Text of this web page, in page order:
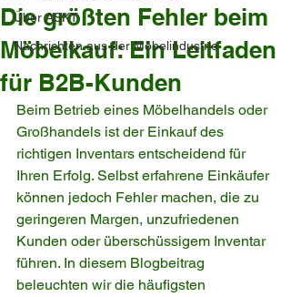
Über ASKT
Nachrichten aus der Möbelindustrie
Die größten Fehler beim
Möbelkauf: Ein Leitfaden
für B2B-Kunden
Beim Betrieb eines Möbelhandels oder
Großhandels ist der Einkauf des
richtigen Inventars entscheidend für
Ihren Erfolg. Selbst erfahrene Einkäufer
können jedoch Fehler machen, die zu
geringeren Margen, unzufriedenen
Kunden oder überschüssigem Inventar
führen. In diesem Blogbeitrag
beleuchten wir die häufigsten